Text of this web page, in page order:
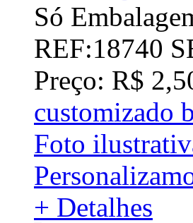
Só
REF:18740
Preço: R$
customizado
Foto
+ Detalhes